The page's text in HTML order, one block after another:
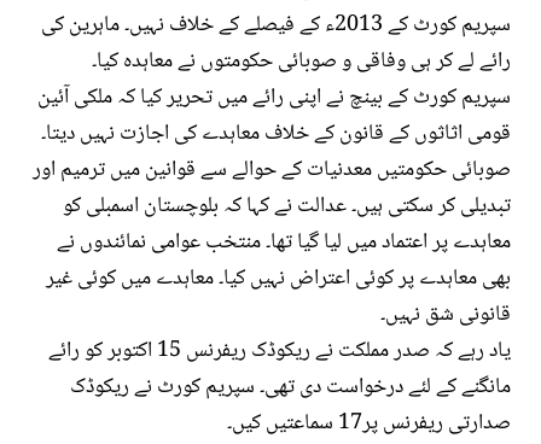
سپریم کورٹ کے 2013ء کے فیصلے کے خلاف نہیں۔ ماہرین کی
رائے لے کر ہی وفاقی و صوبائی حکومتوں نے معاہدہ کیا۔
سپریم کورٹ کے بینچ نے اپنی رائے میں تحریر کیا کہ ملکی آئین
قومی اثاثوں کے قانون کے خلاف معاہدے کی اجازت نہیں دیتا۔
صوبائی حکومتیں معدنیات کے حوالے سے قوانین میں ترمیم اور
تبدیلی کر سکتی ہیں۔ عدالت نے کہا کہ بلوچستان اسمبلی کو
معاہدے پر اعتماد میں لیا گیا تھا۔ منتخب عوامی نمائندوں نے
بھی معاہدے پر کوئی اعتراض نہیں کیا۔ معاہدے میں کوئی غیر
قانونی شق نہیں۔
یاد رہے کہ صدر مملکت نے ریکوڈک ریفرنس 15 اکتوبر کو رائے
مانگنے کے لئے درخواست دی تھی۔ سپریم کورٹ نے ریکوڈک
صدارتی ریفرنس پر17 سماعتیں کیں۔